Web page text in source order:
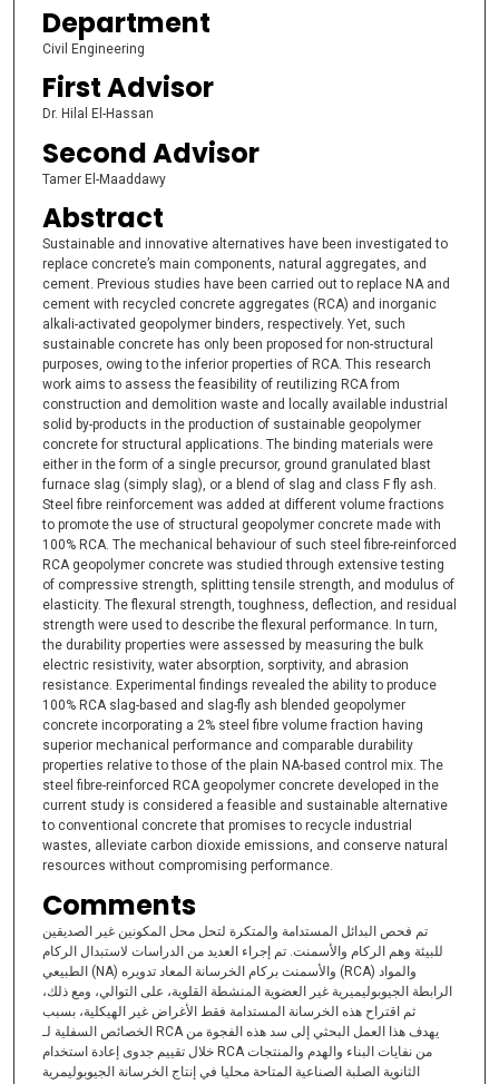
Department
Civil Engineering
First Advisor
Dr. Hilal El-Hassan
Second Advisor
Tamer El-Maaddawy
Abstract
Sustainable and innovative alternatives have been investigated to
replace concrete’s main components, natural aggregates, and
cement. Previous studies have been carried out to replace NA and
cement with recycled concrete aggregates (RCA) and inorganic
alkali-activated geopolymer binders, respectively. Yet, such
sustainable concrete has only been proposed for non-structural
purposes, owing to the inferior properties of RCA. This research
work aims to assess the feasibility of reutilizing RCA from
construction and demolition waste and locally available industrial
solid by-products in the production of sustainable geopolymer
concrete for structural applications. The binding materials were
either in the form of a single precursor, ground granulated blast
furnace slag (simply slag), or a blend of slag and class F fly ash.
Steel fibre reinforcement was added at different volume fractions
to promote the use of structural geopolymer concrete made with
100% RCA. The mechanical behaviour of such steel fibre-reinforced
RCA geopolymer concrete was studied through extensive testing
of compressive strength, splitting tensile strength, and modulus of
elasticity. The flexural strength, toughness, deflection, and residual
strength were used to describe the flexural performance. In turn,
the durability properties were assessed by measuring the bulk
electric resistivity, water absorption, sorptivity, and abrasion
resistance. Experimental findings revealed the ability to produce
100% RCA slag-based and slag-fly ash blended geopolymer
concrete incorporating a 2% steel fibre volume fraction having
superior mechanical performance and comparable durability
properties relative to those of the plain NA-based control mix. The
steel fibre-reinforced RCA geopolymer concrete developed in the
current study is considered a feasible and sustainable alternative
to conventional concrete that promises to recycle industrial
wastes, alleviate carbon dioxide emissions, and conserve natural
resources without compromising performance.
Comments
تم فحص البدائل المستدامة والمتكرة لتحل محل المكونين غير الصديقين
للبيئة وهم الركام والأسمنت. تم إجراء العديد من الدراسات لاستبدال الركام
الطبيعي (NA) والأسمنت بركام الخرسانة المعاد تدويره (RCA) والمواد
الرابطة الجيوبوليميرية غير العضوية المنشطة القلوية، على التوالي، ومع ذلك،
ثم اقتراح هذه الخرسانة المستدامة فقط الأغراض غير الهيكلية، بسبب
الخصائص السفلية لـ RCA يهدف هذا العمل البحثي إلى سد هذه الفجوة من
خلال تقييم جدوى إعادة استخدام RCA من نفايات البناء والهدم والمنتجات
الثانوية الصلبة الصناعية المتاحة محليا في إنتاج الخرسانة الجيوبوليمرية